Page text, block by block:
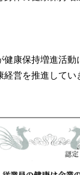
健康保持増進活動
営を推進してい